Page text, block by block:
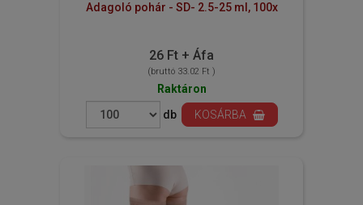
Adagoló pohár - SD- 2.5-25 ml, 100x
26 Ft + Áfa
(bruttó 33.02 Ft )
Raktáron
db
KOSÁRBA